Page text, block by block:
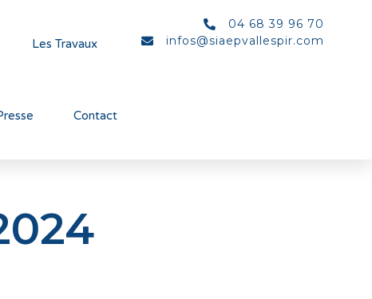
Les Travaux
Contact
04 68 39 96 70
infos@siaepvallespir.com